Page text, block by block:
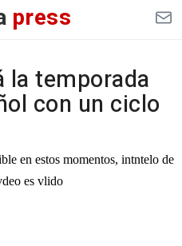
press
la temporada
con un ciclo